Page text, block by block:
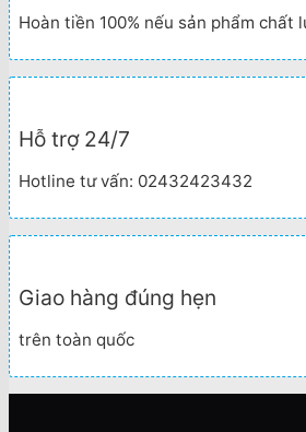
Hoàn tiền 100% nếu sản phẩm chất
Hỗ trợ 24/7
Hotline tư vấn: 02432423432
Giao hàng đúng hẹn
trên toàn quốc